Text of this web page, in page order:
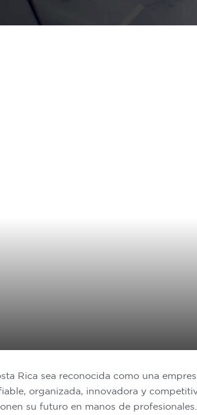
Rica sea reconocida como una
organizada, innovadora y
su futuro en manos de profesionales.